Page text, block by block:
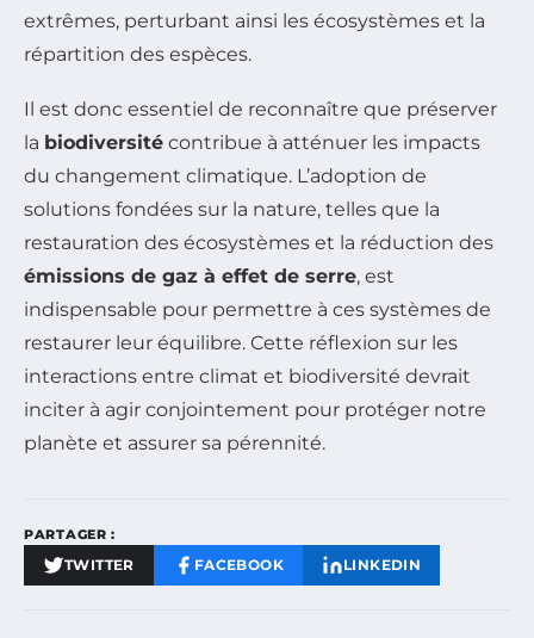
extrêmes, perturbant ainsi les écosystèmes et la
répartition des espèces.
Il est donc essentiel de reconnaître que préserver
la biodiversité contribue à atténuer les impacts
du changement climatique. L’adoption de
solutions fondées sur la nature, telles que la
restauration des écosystèmes et la réduction des
émissions de gaz à effet de serre, est
indispensable pour permettre à ces systèmes de
restaurer leur équilibre. Cette réflexion sur les
interactions entre climat et biodiversité devrait
inciter à agir conjointement pour protéger notre
planète et assurer sa pérennité.
PARTAGER :
TWITTER FACEBOOK LINKEDIN